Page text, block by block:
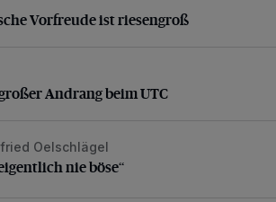
Vorfreude ist riesengroß
Andrang beim UTC
Andrang beim UTC
nie böse“
Oelschlägel
nie böse“